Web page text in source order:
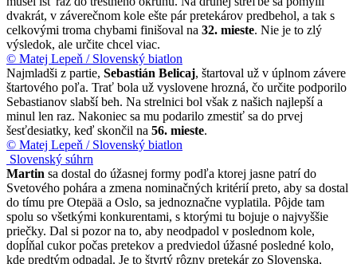
dvakrát, v záverečnom kole ešte pár pretekárov predbehol, a tak s
celkovými troma chybami finišoval na 32. mieste. Nie je to zlý
výsledok, ale určite chcel viac.
© Matej Lepeň / Slovenský biatlon
Najmladši z partie, Sebastián Belicaj, štartoval už v úplnom závere
štartového poľa. Trať bola už vyslovene hrozná, čo určite podporilo
Sebastianov slabší beh. Na strelnici bol však z našich najlepší a
minul len raz. Nakoniec sa mu podarilo zmestiť sa do prvej
šesťdesiatky, keď skončil na 56. mieste.
© Matej Lepeň / Slovenský biatlon
Slovenský súhrn
Martin sa dostal do úžasnej formy podľa ktorej jasne patrí do
Svetového pohára a zmena nominačných kritérií preto, aby sa dostal
do tímu pre Otepää a Oslo, sa jednoznačne vyplatila. Pôjde tam
spolu so všetkými konkurentami, s ktorými tu bojuje o najvyššie
priečky. Dal si pozor na to, aby neodpadol v poslednom kole,
dopĺňal cukor počas pretekov a predviedol úžasné posledné kolo,
kde predtým odpadal. Je to štvrtý rôzny pretekár zo Slovenska,